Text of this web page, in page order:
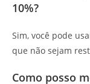
10%?
Sim, você pode
que não sejam
Como posso